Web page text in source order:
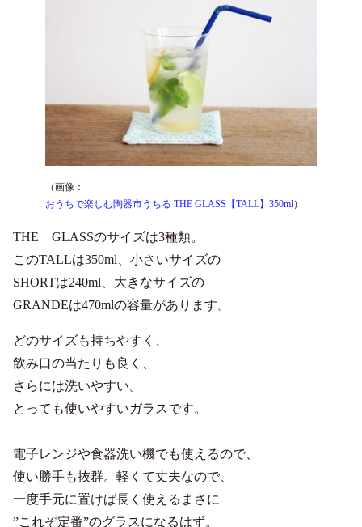
（画像：
おうちで楽しむ陶器市うちる THE GLASS【TALL】350ml）
THE GLASSのサイズは3種類。
このTALLは350ml、小さいサイズの
SHORTは240ml、大きなサイズの
GRANDEは470mlの容量があります。
どのサイズも持ちやすく、
飲み口の当たりも良く、
さらには洗いやすい。
とっても使いやすいガラスです。
電子レンジや食器洗い機でも使えるので、
使い勝手も抜群。軽くて丈夫なので、
一度手元に置けば長く使えるまさに
”これぞ定番”のグラスになるはず。